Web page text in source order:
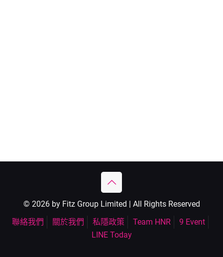
© 2026 by Fitz Group Limited | All Rights Reserved
聯絡我們
關於我們 私隱政策 Team HNR
9 Event
LINE Today